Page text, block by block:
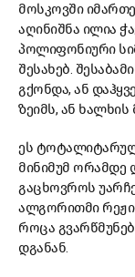
მოსკოვში
აღინიშნა ილია
პოლიფონიური
შესახებ.
გქონდა, ან
ზეიმს, ან
ეს
მინიმუმ ორამდე
გაცხოვროს
ალგორითმი
როცა
დგანან.